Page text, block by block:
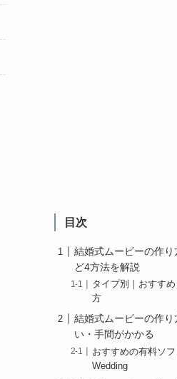
目次
結婚式ムービーの作
ど4方法を解説
タイプ別｜おすす
方
結婚式ムービーの作
い・手間がかかる
おすすめの有料ソ
Wedding